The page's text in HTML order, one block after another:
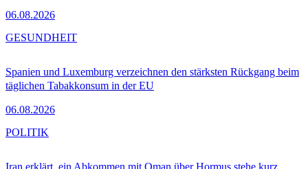
06.08.2026
Spanien und Luxemburg verzeichnen den stärksten Rückgang beim
täglichen Tabakkonsum in der EU
06.08.2026
GESUNDHEIT
POLITIK